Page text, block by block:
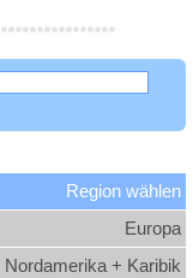
Region wählen
Europa
Nordamerika + Karibik